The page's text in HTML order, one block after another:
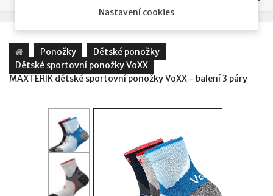
Ponožky
Dětské ponožky
Dětské sportovní ponožky VoXX
MAXTERIK dětské sportovní ponožky VoXX - balení 3 páry
Nastavení cookies